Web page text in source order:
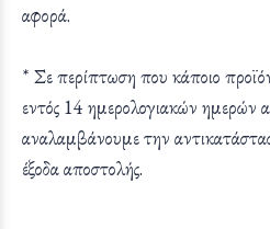
αφορά.
* Σε περίπτωση που κάποιο
εντός 14 ημερολογιακών
αναλαμβάνουμε την
έξοδα αποστολής.